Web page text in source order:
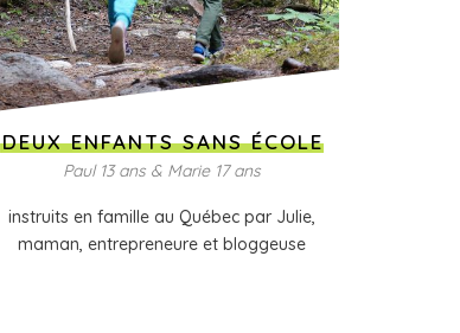
DEUX ENFANTS SANS ÉCOLE
Paul 13 ans & Marie 17 ans
instruits en famille au Québec par Julie,
maman, entrepreneure et bloggeuse